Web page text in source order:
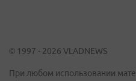
© 1997 - 2026 VLADNEWS
При любом использовании